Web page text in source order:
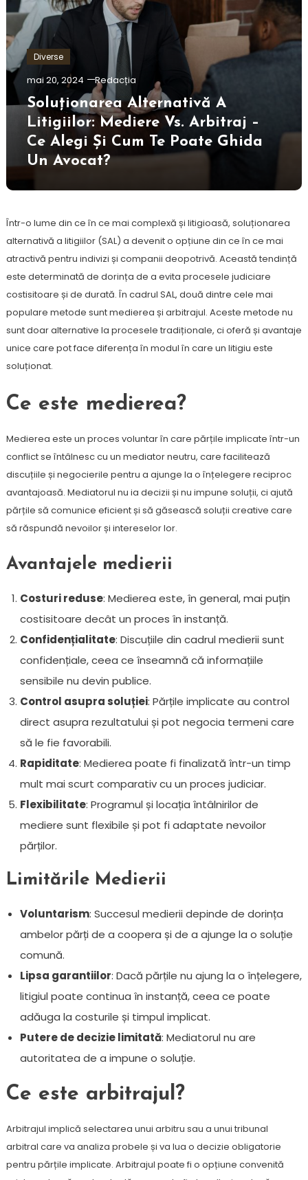
Diverse
mai 20, 2024 Redacția
Soluționarea Alternativă A
Litigiilor: Mediere Vs. Arbitraj –
Ce Alegi Și Cum Te Poate Ghida
Un Avocat?
Într-o lume din ce în ce mai complexă și litigioasă, soluționarea
alternativă a litigiilor (SAL) a devenit o opțiune din ce în ce mai
atractivă pentru indivizi și companii deopotrivă. Această tendință
este determinată de dorința de a evita procesele judiciare
costisitoare și de durată. În cadrul SAL, două dintre cele mai
populare metode sunt medierea și arbitrajul. Aceste metode nu
sunt doar alternative la procesele tradiționale, ci oferă și avantaje
unice care pot face diferența în modul în care un litigiu este
soluționat.
Ce este medierea?
Medierea este un proces voluntar în care părțile implicate într-un
conflict se întâlnesc cu un mediator neutru, care facilitează
discuțiile și negocierile pentru a ajunge la o înțelegere reciproc
avantajoasă. Mediatorul nu ia decizii și nu impune soluții, ci ajută
părțile să comunice eficient și să găsească soluții creative care
să răspundă nevoilor și intereselor lor.
Avantajele medierii
Costuri reduse: Medierea este, în general, mai puțin
costisitoare decât un proces în instanță.
Confidențialitate: Discuțiile din cadrul medierii sunt
confidențiale, ceea ce înseamnă că informațiile
sensibile nu devin publice.
Control asupra soluției: Părțile implicate au control
direct asupra rezultatului și pot negocia termeni care
să le fie favorabili.
Rapiditate: Medierea poate fi finalizată într-un timp
mult mai scurt comparativ cu un proces judiciar.
Flexibilitate: Programul și locația întâlnirilor de
mediere sunt flexibile și pot fi adaptate nevoilor
părților.
Limitările Medierii
Voluntarism: Succesul medierii depinde de dorința
ambelor părți de a coopera și de a ajunge la o soluție
comună.
Lipsa garantiilor: Dacă părțile nu ajung la o înțelegere,
litigiul poate continua în instanță, ceea ce poate
adăuga la costurile și timpul implicat.
Putere de decizie limitată: Mediatorul nu are
autoritatea de a impune o soluție.
Ce este arbitrajul?
Arbitrajul implică selectarea unui arbitru sau a unui tribunal
arbitral care va analiza probele și va lua o decizie obligatorie
pentru părțile implicate. Arbitrajul poate fi o opțiune convenită